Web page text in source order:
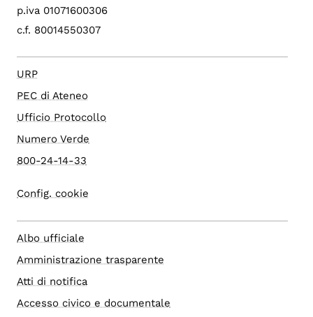
p.iva 01071600306
c.f. 80014550307
URP
PEC di Ateneo
Ufficio Protocollo
Numero Verde
800-24-14-33
Config. cookie
Albo ufficiale
Amministrazione trasparente
Atti di notifica
Accesso civico e documentale